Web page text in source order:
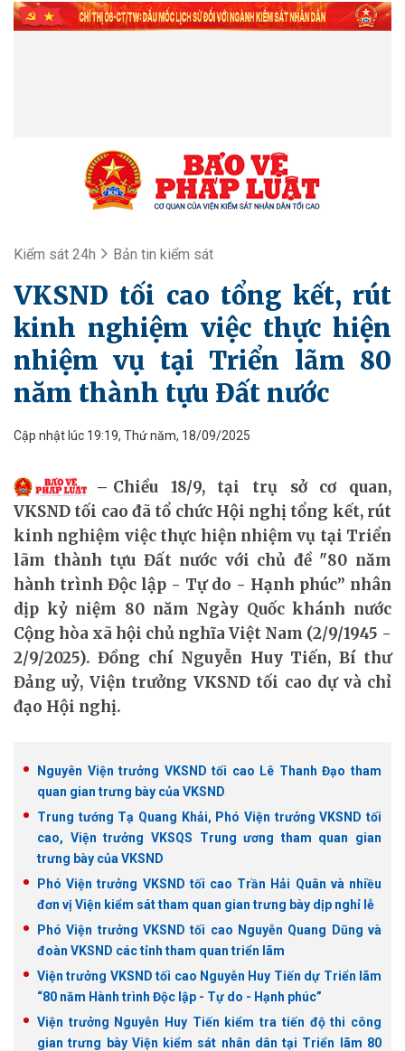
Kiểm sát 24h Bản tin kiểm sát
VKSND tối cao tổng kết, rút
kinh nghiệm việc thực hiện
nhiệm vụ tại Triển lãm 80
năm thành tựu Đất nước
Cập nhật lúc 19:19, Thứ năm, 18/09/2025
Chiều 18/9, tại trụ sở cơ quan,
VKSND tối cao đã tổ chức Hội nghị tổng kết, rút
kinh nghiệm việc thực hiện nhiệm vụ tại Triển
lãm thành tựu Đất nước với chủ đề "80 năm
hành trình Độc lập - Tự do - Hạnh phúc” nhân
dịp kỷ niệm 80 năm Ngày Quốc khánh nước
Cộng hòa xã hội chủ nghĩa Việt Nam (2/9/1945 -
2/9/2025). Đồng chí Nguyễn Huy Tiến, Bí thư
Đảng uỷ, Viện trưởng VKSND tối cao dự và chỉ
đạo Hội nghị.
Nguyên Viện trưởng VKSND tối cao Lê Thanh Đạo tham
quan gian trưng bày của VKSND
Trung tướng Tạ Quang Khải, Phó Viện trưởng VKSND tối
cao, Viện trưởng VKSQS Trung ương tham quan gian
trưng bày của VKSND
Phó Viện trưởng VKSND tối cao Trần Hải Quân và nhiều
đơn vị Viện kiểm sát tham quan gian trưng bày dịp nghỉ lễ
Phó Viện trưởng VKSND tối cao Nguyễn Quang Dũng và
đoàn VKSND các tỉnh tham quan triển lãm
Viện trưởng VKSND tối cao Nguyễn Huy Tiến dự Triển lãm
“80 năm Hành trình Độc lập - Tự do - Hạnh phúc”
Viện trưởng Nguyễn Huy Tiến kiểm tra tiến độ thi công
gian trưng bày Viện kiểm sát nhân dân tại Triển lãm 80